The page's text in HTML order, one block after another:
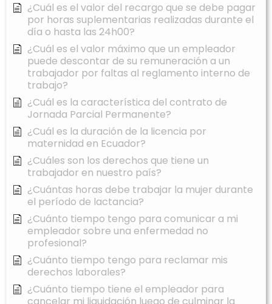
¿Cuál es el valor del recargo que se debe pagar
por horas suplementarias realizadas durante el
día o hasta las 24h00?
¿Cuál es el valor máximo que un empleador
puede descontar de su remuneración a un
trabajador por faltas al reglamento interno de
trabajo?
¿Cuál es la característica del contrato de
Jornada Parcial Permanente?
¿Cuál es la duración de la licencia por
maternidad en Ecuador?
¿Cuáles son los derechos que tiene un
trabajador en nuestro país?
¿Cuántas horas debe trabajar la mujer durante
el período de lactancia?
¿Cuánto tiempo tengo para comunicar a mi
empleador sobre una enfermedad no
profesional?
¿Cuánto tiempo tengo para reclamar mis
derechos laborales?
¿Cuánto tiempo tiene el empleador para